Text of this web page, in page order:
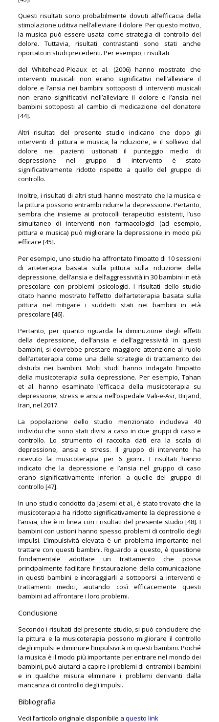
Questi risultati sono probabilmente dovuti all’efficacia della
stimolazione uditiva nell’alleviare il dolore. Per questo motivo,
la musica può essere usata come strategia di controllo del
dolore. Tuttavia, risultati contrastanti sono stati anche
riportato in studi precedenti. Per esempio, i risultati
del Whitehead-Pleaux et al. (2006) hanno mostrato che
interventi musicali non erano significativi nell’alleviare il
dolore e l’ansia nei bambini sottoposti di interventi musicali
non erano significativi nell’alleviare il dolore e l’ansia nei
bambini sottoposti al cambio di medicazione del donatore
[44].
Altri risultati del presente studio indicano che dopo gli
interventi di pittura e musica, la riduzione, e il sollievo dal
dolore nei pazienti ustionati il punteggio medio di
depressione nel gruppo di intervento è stato
significativamente ridotto rispetto a quello del gruppo di
controllo.
Inoltre, i risultati di altri studi hanno mostrato che la musica e
la pittura possono entrambi ridurre la depressione. Pertanto,
sembra che insieme ai protocolli terapeutici esistenti, l’uso
simultaneo di interventi non farmacologici (ad esempio,
pittura e musica) può migliorare la depressione in modo più
efficace [45].
Per esempio, uno studio ha affrontato l’impatto di 10 sessioni
di arteterapia basata sulla pittura sulla riduzione della
depressione, dell’ansia e dell’aggressività in 30 bambini in età
prescolare con problemi psicologici. I risultati dello studio
citato hanno mostrato l’effetto dell’arteterapia basata sulla
pittura nel mitigare i suddetti stati nei bambini in età
prescolare [46].
Pertanto, per quanto riguarda la diminuzione degli effetti
della depressione, dell’ansia e dell’aggressività in questi
bambini, si dovrebbe prestare maggiore attenzione al ruolo
dell’arteterapia come una delle strategie di trattamento dei
disturbi nei bambini. Molti studi hanno indagato l’impatto
della musicoterapia sulla depressione. Per esempio, Tahan
et al. hanno esaminato l’efficacia della musicoterapia su
depressione, stress e ansia nell’ospedale Vali-e-Asr, Birjand,
Iran, nel 2017.
La popolazione dello studio menzionato includeva 40
individui che sono stati divisi a caso in due gruppi di caso e
controllo. Lo strumento di raccolta dati era la scala di
depressione, ansia e stress. Il gruppo di intervento ha
ricevuto la musicoterapia per 6 giorni. I risultati hanno
indicato che la depressione e l’ansia nel gruppo di caso
erano significativamente inferiori a quelle del gruppo di
controllo [47].
In uno studio condotto da Jasemi et al., è stato trovato che la
musicoterapia ha ridotto significativamente la depressione e
l’ansia, che è in linea con i risultati del presente studio [48]. I
bambini con ustioni hanno spesso problemi di controllo degli
impulsi. L’impulsività elevata è un problema importante nel
trattare con questi bambini. Riguardo a questo, è questione
fondamentale adottare un trattamento che possa
principalmente facilitare l’instaurazione della comunicazione
in questi bambini e incoraggiarli a sottoporsi a interventi e
trattamenti medici, aiutando così efficacemente questi
bambini ad affrontare i loro problemi.
Conclusione
Secondo i risultati del presente studio, si può concludere che
la pittura e la musicoterapia possono migliorare il controllo
degli impulsi e diminuire l’impulsività in questi bambini. Poiché
la musica è il modo più importante per entrare nel mondo dei
bambini, può aiutarci a capire i problemi di entrambi i bambini
e in qualche misura eliminare i problemi derivanti dalla
mancanza di controllo degli impulsi.
Bibliografia
Vedi l’articolo originale disponibile a questo link